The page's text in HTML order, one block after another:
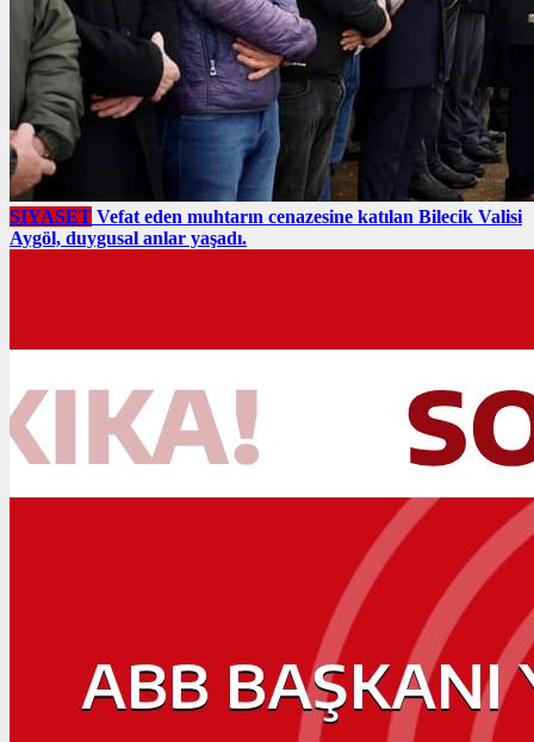
SIYASET Vefat eden muhtarın cenazesine katılan Bilecik Valisi
Aygöl, duygusal anlar yaşadı.